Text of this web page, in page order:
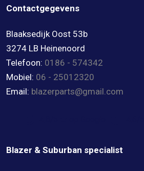
Contactgegevens
Blaaksedijk Oost 53b
3274 LB Heinenoord
Telefoon: 0186 - 574342
Mobiel: 06 - 25012320
Email: blazerparts@gmail.com
Blazer & Suburban specialist